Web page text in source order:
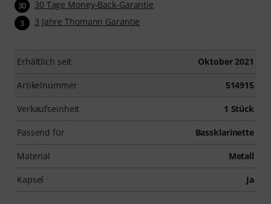
30 30 Tage Money-Back-Garantie
3 3 Jahre Thomann Garantie
Erhältlich seit Oktober 2021
Artikelnummer 514915
Verkaufseinheit 1 Stück
Passend für Bassklarinette
Material Metall
Kapsel Ja